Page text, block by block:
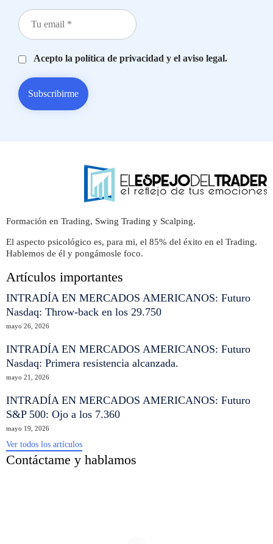
Acepto la política de privacidad y el aviso legal.
Formación en Trading, Swing Trading y Scalping.
El aspecto psicológico es, para mi, el 85% del éxito en el Trading.
Hablemos de él y pongámosle foco.
Artículos importantes
INTRADÍA EN MERCADOS AMERICANOS: Futuro
Nasdaq: Throw-back en los 29.750
mayo 26, 2026
INTRADÍA EN MERCADOS AMERICANOS: Futuro
Nasdaq: Primera resistencia alcanzada.
mayo 21, 2026
INTRADÍA EN MERCADOS AMERICANOS: Futuro
S&P 500: Ojo a los 7.360
mayo 19, 2026
Ver todos los artículos
Contáctame y hablamos